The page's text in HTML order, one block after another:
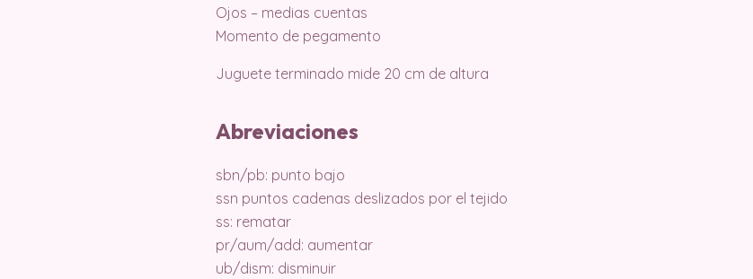
Ojos – medias cuentas
Momento de pegamento
Juguete terminado mide 20 cm de altura
Abreviaciones
sbn/pb: punto bajo
ssn puntos cadenas deslizados por el tejido
ss: rematar
pr/aum/add: aumentar
ub/dism: disminuir